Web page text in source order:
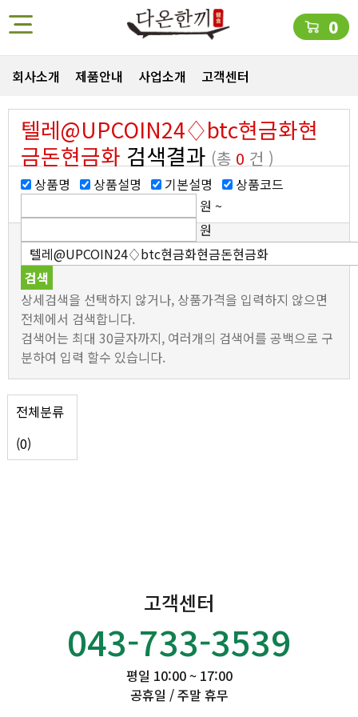
0
회사소개 제품안내 사업소개 고객센터
텔레@UPCOIN24♢btc현금화현
금돈현금화 검색결과 (총 0 건 )
상품명 상품설명 기본설명
상품코드
원 ~
원
상세검색을 선택하지 않거나, 상품가격을 입력하지 않으면
전체에서 검색합니다.
검색어는 최대 30글자까지, 여러개의 검색어를 공백으로 구
분하여 입력 할수 있습니다.
전체분류
(0)
고객센터
043-733-3539
평일 10:00 ~ 17:00
공휴일 / 주말 휴무